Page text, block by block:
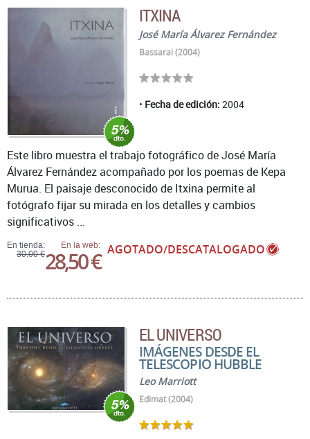
ITXINA
José María Álvarez Fernández
Bassarai (2004)
Fecha de edición: 2004
En tienda:
30,00 €
En la web:
28,50 € AGOTADO/DESCATALOGADO
Este libro muestra el trabajo fotográfico de José María
Álvarez Fernández acompañado por los poemas de Kepa
Murua. El paisaje desconocido de Itxina permite al
fotógrafo fijar su mirada en los detalles y cambios
significativos ...
EL UNIVERSO
IMÁGENES DESDE EL
TELESCOPIO HUBBLE
Leo Marriott
Edimat (2004)